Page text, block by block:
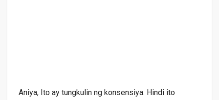
Aniya, Ito ay tungkulin ng konsensiya. Hindi ito